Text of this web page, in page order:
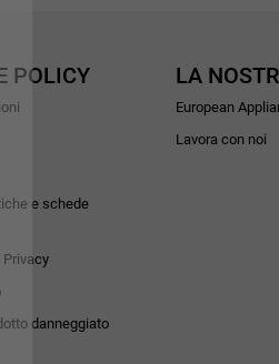
POLICY
e schede
danneggiato
LA
European
Lavora con noi